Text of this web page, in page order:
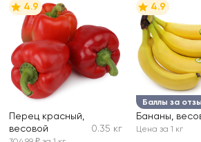
4.9
Перец красный,
весовой
0.35 кг
Баллы за
4.9
Бананы,
Цена за 1 кг